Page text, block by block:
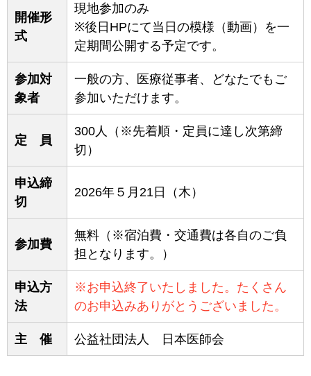
開催形
式
現地参加のみ
※後日HPにて当日の模様（動画）を一
定期間公開する予定です。
参加対
象者
一般の方、医療従事者、どなたでもご
参加いただけます。
定 員
300人（※先着順・定員に達し次第締
切）
申込締
切
2026年５月21日（木）
参加費
無料（※宿泊費・交通費は各自のご負
担となります。）
申込方
法
※お申込終了いたしました。たくさん
のお申込みありがとうございました。
主 催 公益社団法人 日本医師会